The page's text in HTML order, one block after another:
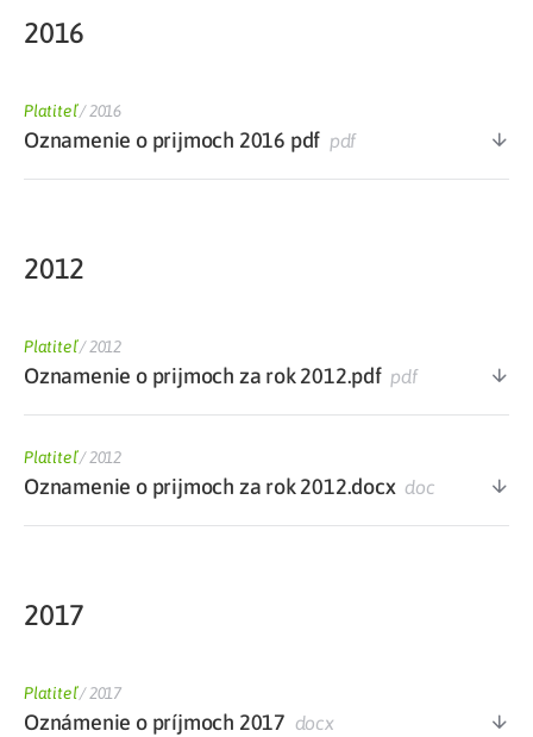
2016
Platiteľ/2016
Oznamenie o prijmoch 2016 pdf pdf
2012
Platiteľ/2012
Oznamenie o prijmoch za rok 2012.pdfpdf
Platiteľ/2012
Oznamenie o prijmoch za rok 2012.docx doc
2017
Platiteľ/2017
Oznámenie o príjmoch 2017 docx